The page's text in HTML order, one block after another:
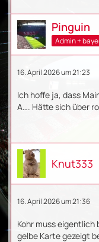
Pinguin
Admin +
16. April 2026 um 21:23
Ich hoffe ja, dass
A…. Hätte sich über
Knut333
16. April 2026 um 21:36
Kohr muss
gelbe Karte gezeigt